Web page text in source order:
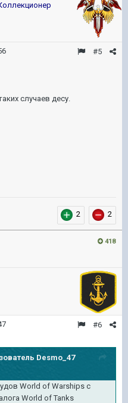
#5
случаев десу.
2 2
418
#6
Desmo_47
World of Warships с
World of Tanks